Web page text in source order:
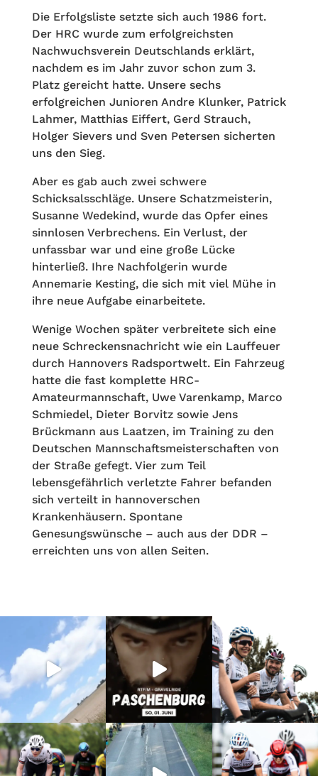
Die Erfolgsliste setzte sich auch 1986 fort.
Der HRC wurde zum erfolgreichsten
Nachwuchsverein Deutschlands erklärt,
nachdem es im Jahr zuvor schon zum 3.
Platz gereicht hatte. Unsere sechs
erfolgreichen Junioren Andre Klunker, Patrick
Lahmer, Matthias Eiffert, Gerd Strauch,
Holger Sievers und Sven Petersen sicherten
uns den Sieg.
Aber es gab auch zwei schwere
Schicksalsschläge. Unsere Schatzmeisterin,
Susanne Wedekind, wurde das Opfer eines
sinnlosen Verbrechens. Ein Verlust, der
unfassbar war und eine große Lücke
hinterließ. Ihre Nachfolgerin wurde
Annemarie Kesting, die sich mit viel Mühe in
ihre neue Aufgabe einarbeitete.
Wenige Wochen später verbreitete sich eine
neue Schreckensnachricht wie ein Lauffeuer
durch Hannovers Radsportwelt. Ein Fahrzeug
hatte die fast komplette HRC-
Amateurmannschaft, Uwe Varenkamp, Marco
Schmiedel, Dieter Borvitz sowie Jens
Brückmann aus Laatzen, im Training zu den
Deutschen Mannschaftsmeisterschaften von
der Straße gefegt. Vier zum Teil
lebensgefährlich verletzte Fahrer befanden
sich verteilt in hannoverschen
Krankenhäusern. Spontane
Genesungswünsche – auch aus der DDR –
erreichten uns von allen Seiten.